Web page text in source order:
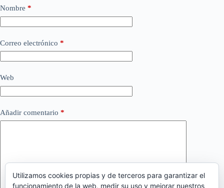
Nombre *
Correo electrónico *
Web
Añadir comentario *
Utilizamos cookies propias y de terceros para garantizar el
funcionamiento de la web, medir su uso y mejorar nuestros